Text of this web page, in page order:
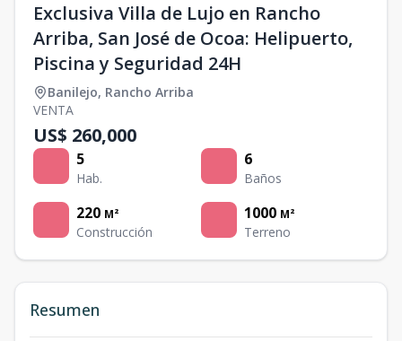
Exclusiva Villa de Lujo en Rancho
Arriba, San José de Ocoa: Helipuerto,
Piscina y Seguridad 24H
Banilejo, Rancho Arriba
VENTA
US$ 260,000
5
Hab.
6
Baños
220 M²
Construcción
1000 M²
Terreno
Resumen